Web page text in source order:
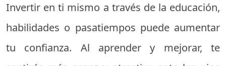
Invertir en ti mismo a través de la educación,
habilidades o pasatiempos puede aumentar
tu confianza. Al aprender y mejorar, te